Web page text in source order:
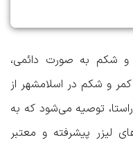
و شکم به صورت دائمی،
کمر و شکم در اسلامشهر از
توصیه می‌شود که به
لیزر پیشرفته و معتبر